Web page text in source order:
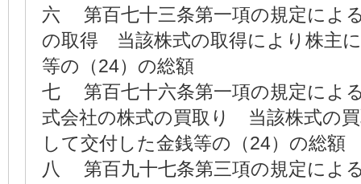
六 第百七十三条第一項の規定によ
の取得 当該株式の取得により株主
等の（24）の総額
七 第百七十六条第一項の規定によ
式会社の株式の買取り 当該株式の
して交付した金銭等の（24）の総額
八 第百九十七条第三項の規定によ